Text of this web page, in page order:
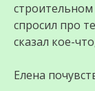
строительном
спросил про
сказал кое-
Елена